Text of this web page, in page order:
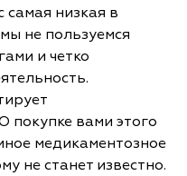
самая низкая в
не пользуемся
и четко
покупке вами этого
медикаментозное
не станет известно.